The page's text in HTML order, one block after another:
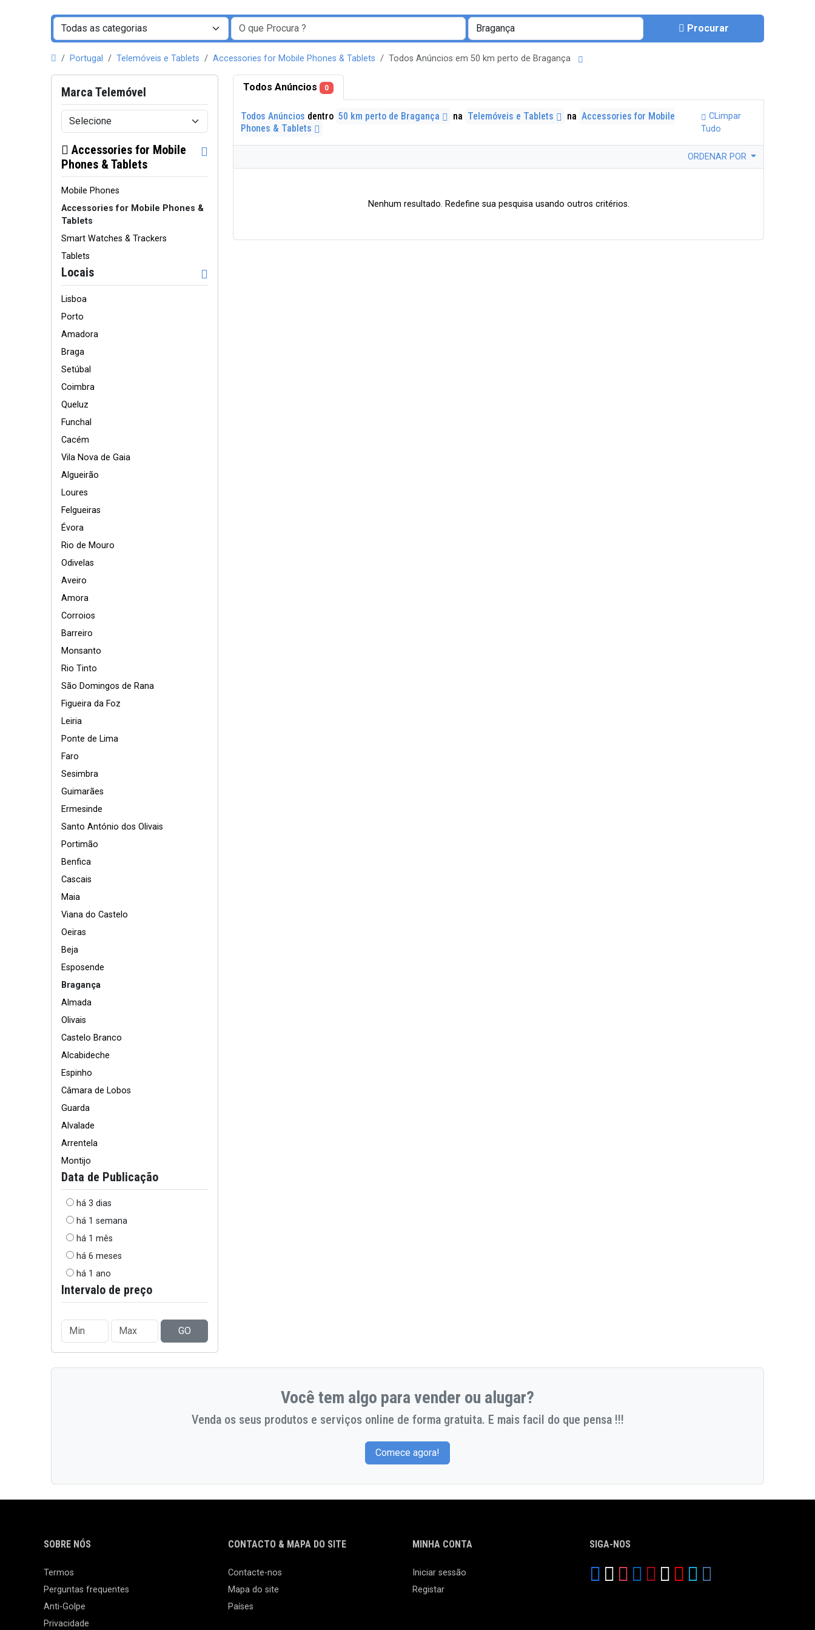
Procurar
Portugal Telemóveis e Tablets Accessories for Mobile Phones & Tablets Todos Anúncios em 50 km perto de Bragança
Marca Telemóvel
Accessories for Mobile
Phones & Tablets
Mobile Phones
Accessories for Mobile Phones &
Tablets
Smart Watches & Trackers
Tablets
Locais
Lisboa
Porto
Amadora
Braga
Setúbal
Coimbra
Queluz
Funchal
Cacém
Vila Nova de Gaia
Algueirão
Loures
Felgueiras
Évora
Rio de Mouro
Odivelas
Aveiro
Amora
Corroios
Barreiro
Monsanto
Rio Tinto
São Domingos de Rana
Figueira da Foz
Leiria
Ponte de Lima
Faro
Sesimbra
Guimarães
Ermesinde
Santo António dos Olivais
Portimão
Benfica
Cascais
Maia
Viana do Castelo
Oeiras
Beja
Esposende
Bragança
Almada
Olivais
Castelo Branco
Alcabideche
Espinho
Câmara de Lobos
Guarda
Alvalade
Arrentela
Montijo
Data de Publicação
há 3 dias
há 1 semana
há 1 mês
há 6 meses
há 1 ano
Intervalo de preço
GO
Todos Anúncios 0
Todos Anúncios dentro 50 km perto de Bragança na Telemóveis e Tablets na Accessories for Mobile
Phones & Tablets
CLimpar
Tudo
ORDENAR POR
Nenhum resultado. Redefine sua pesquisa usando outros critérios.
Você tem algo para vender ou alugar?
Venda os seus produtos e serviços online de forma gratuita. E mais facil do que pensa !!!
Comece agora!
SOBRE NÓS
Termos
Perguntas frequentes
Anti-Golpe
Privacidade
CONTACTO & MAPA DO SITE
Contacte-nos
Mapa do site
Países
MINHA CONTA
Iniciar sessão
Registar
SIGA-NOS